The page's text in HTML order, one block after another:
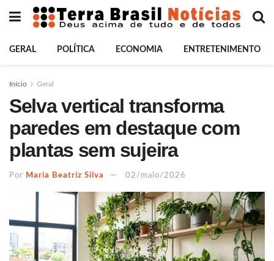
GERAL POLÍTICA ECONOMIA ENTRETENIMENTO
Início Geral
Selva vertical transforma
paredes em destaque com
plantas sem sujeira
Por Maria Beatriz Silva 02/maio/2026